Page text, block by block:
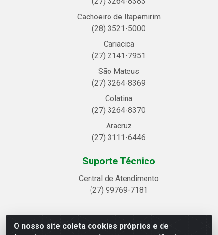
O nosso site coleta cookies próprios e de
Cachoeiro de Itapemirim
(28) 3521-5000
Cariacica
(27) 2141-7951
São Mateus
(27) 3264-8369
Colatina
(27) 3264-8370
Aracruz
(27) 3111-6446
Suporte Técnico
Central de Atendimento
(27) 99769-7181
Linhavix Distribuidora LTDA - Avenida Alegre, 2521 -